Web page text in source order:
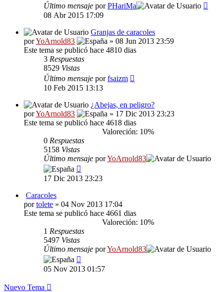
Último mensaje porPHariMa
08 Abr 2015 17:09
Granjas de caracoles
porYoArnold83
» 08 Jun 2013 23:59
Este tema se publicó hace 4810 dias
3 Respuestas
8529 Vistas
Último mensaje porfsaizm
10 Feb 2015 13:13
¿Abejas, en peligro?
porYoArnold83
» 17 Dic 2013 23:23
Este tema se publicó hace 4618 dias
Valoreción: 10%
0 Respuestas
5158 Vistas
Último mensaje porYoArnold83
17 Dic 2013 23:23
Caracoles
portolete » 04 Nov 2013 17:04
Este tema se publicó hace 4661 dias
Valoreción: 10%
1 Respuestas
5497 Vistas
Último mensaje porYoArnold83
05 Nov 2013 01:57
Nuevo Tema